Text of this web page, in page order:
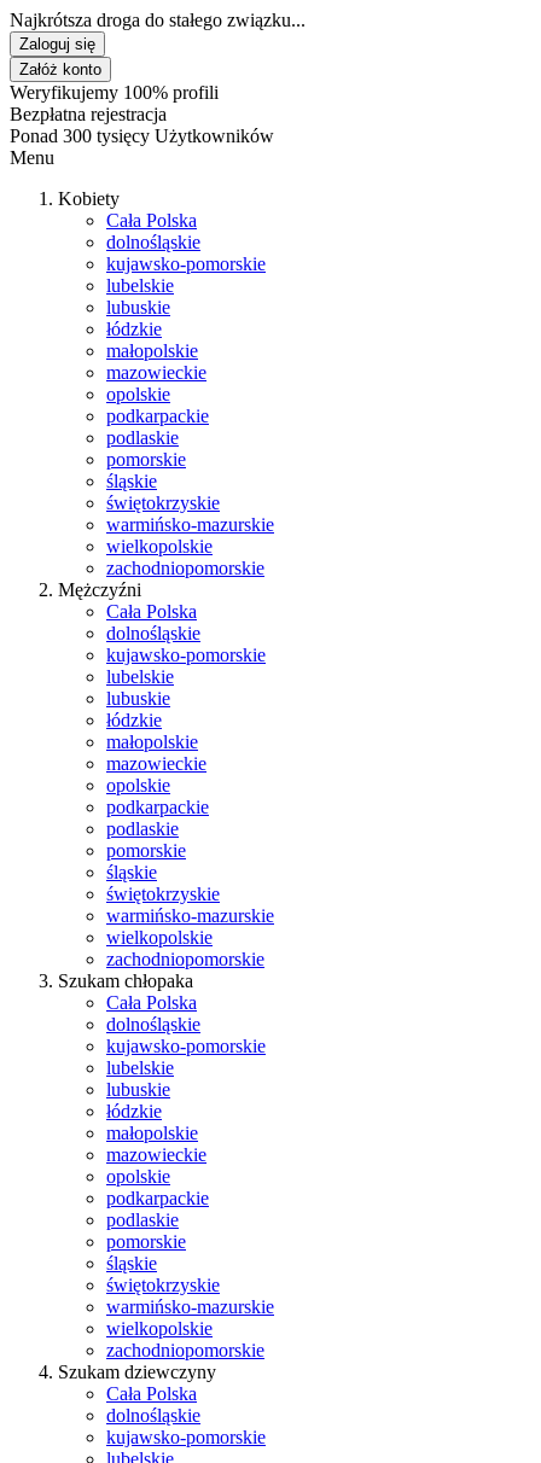
Najkrótsza droga do stałego związku...
Zaloguj się
Załóż konto
Weryfikujemy 100% profili
Bezpłatna rejestracja
Ponad 300 tysięcy Użytkowników
Menu
Kobiety
Cała Polska
dolnośląskie
kujawsko-pomorskie
lubelskie
lubuskie
łódzkie
małopolskie
mazowieckie
opolskie
podkarpackie
podlaskie
pomorskie
śląskie
świętokrzyskie
warmińsko-mazurskie
wielkopolskie
zachodniopomorskie
Mężczyźni
Cała Polska
dolnośląskie
kujawsko-pomorskie
lubelskie
lubuskie
łódzkie
małopolskie
mazowieckie
opolskie
podkarpackie
podlaskie
pomorskie
śląskie
świętokrzyskie
warmińsko-mazurskie
wielkopolskie
zachodniopomorskie
Szukam chłopaka
Cała Polska
dolnośląskie
kujawsko-pomorskie
lubelskie
lubuskie
łódzkie
małopolskie
mazowieckie
opolskie
podkarpackie
podlaskie
pomorskie
śląskie
świętokrzyskie
warmińsko-mazurskie
wielkopolskie
zachodniopomorskie
Szukam dziewczyny
Cała Polska
dolnośląskie
kujawsko-pomorskie
lubelskie